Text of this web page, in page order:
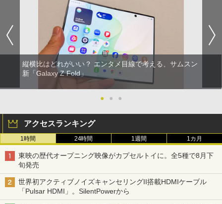
縦横比はどれがいい？ エンタメ目線で考える、サムスン
新「Galaxy Z Fold」
● ● ●
アクセスランキング
1時間 24時間 1週間 1カ月
東映の歴代オープニング映像がカプセルトイに。全5種で8月下
旬発売
世界初アクティブノイズキャンセリングII搭載HDMIケーブル
「Pulsar HDMI」。SilentPowerから